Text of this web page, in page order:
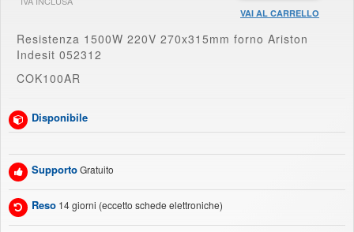
VAI AL CARRELLO
Resistenza 1500W 220V 270x315mm forno Ariston
Indesit 052312
COK100AR
Disponibile
SupportoGratuito
Reso 14 giorni (eccetto schede elettroniche)